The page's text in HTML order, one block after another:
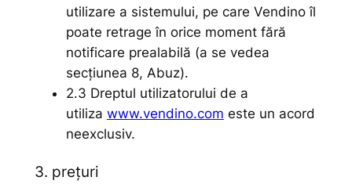
utilizare a sistemului, pe care Vendino îl
poate retrage în orice moment fără
notificare prealabilă (a se vedea
secțiunea 8, Abuz).
2.3 Dreptul utilizatorului de a
utiliza www.vendino.com este un acord
neexclusiv.
3. prețuri